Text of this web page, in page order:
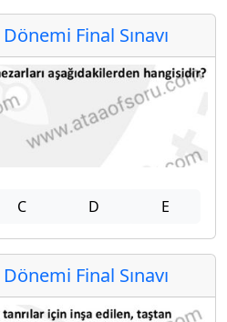
Final Sınavı
C D E
Final Sınavı